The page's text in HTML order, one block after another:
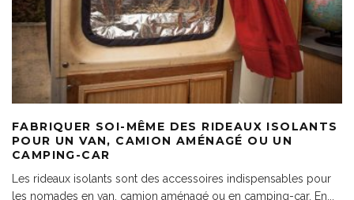
FABRIQUER SOI-MÊME DES RIDEAUX ISOLANTS
POUR UN VAN, CAMION AMÉNAGÉ OU UN
CAMPING-CAR
Les rideaux isolants sont des accessoires indispensables pour
les nomades en van, camion aménagé ou en camping-car. En...